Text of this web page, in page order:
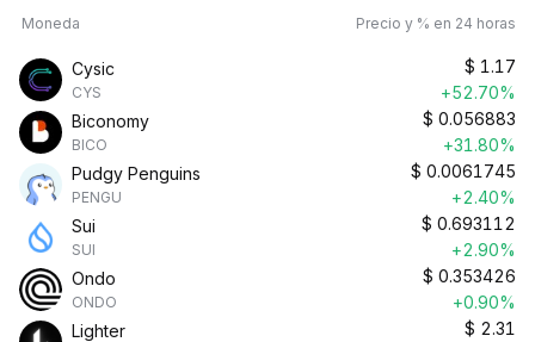
Moneda Precio y % en 24 horas
Cysic
CYS
$ 1.17
+52.70%
Biconomy
BICO
$ 0.056883
+31.80%
Pudgy Penguins
PENGU
$ 0.0061745
+2.40%
Sui
SUI
$ 0.693112
+2.90%
Ondo
ONDO
$ 0.353426
+0.90%
Lighter
$ 2.31